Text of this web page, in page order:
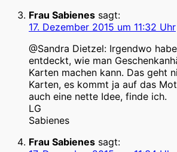
Frau Sabienes sagt:
17. Dezember 2015 um 11:32 Uhr
@Sandra Dietzel: Irgendwo
entdeckt, wie man
Karten machen kann. Das geht
Karten, es kommt ja auf das
auch eine nette Idee, finde ich.
LG
Sabienes
Frau Sabienes sagt: